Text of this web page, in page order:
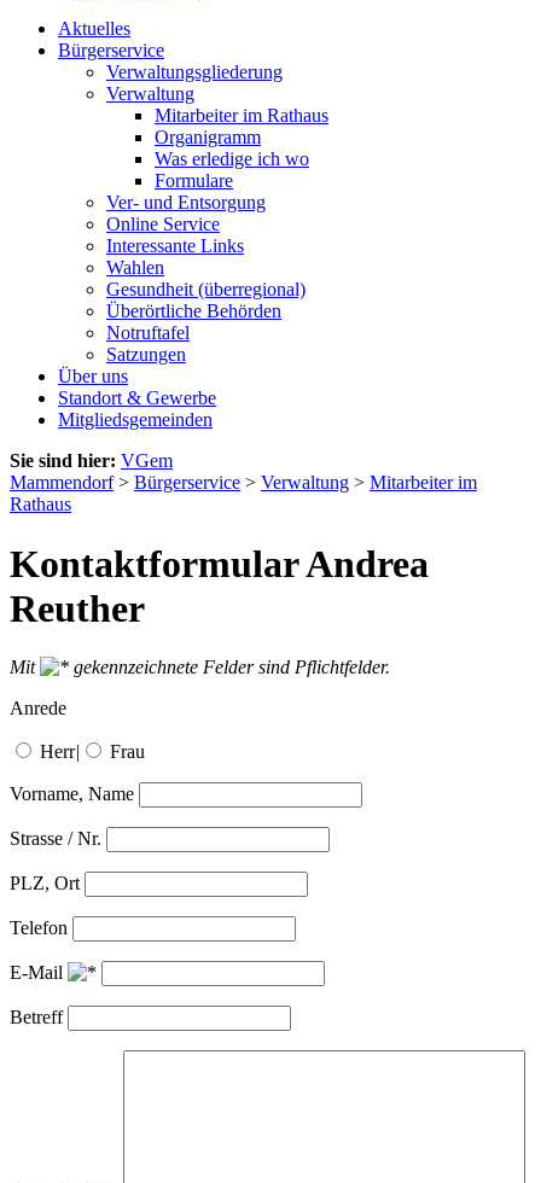
Aktuelles
Bürgerservice
Verwaltungsgliederung
Verwaltung
Mitarbeiter im Rathaus
Organigramm
Was erledige ich wo
Formulare
Ver- und Entsorgung
Online Service
Interessante Links
Wahlen
Gesundheit (überregional)
Überörtliche Behörden
Notruftafel
Satzungen
Über uns
Standort & Gewerbe
Mitgliedsgemeinden
Sie sind hier: VGem
Mammendorf> Bürgerservice > Verwaltung > Mitarbeiter im
Rathaus
Kontaktformular Andrea
Reuther
Mit
gekennzeichnete Felder sind Pflichtfelder.
Anrede
Herr| Frau
Vorname, Name
Strasse / Nr.
PLZ, Ort
Telefon
E-Mail
Betreff